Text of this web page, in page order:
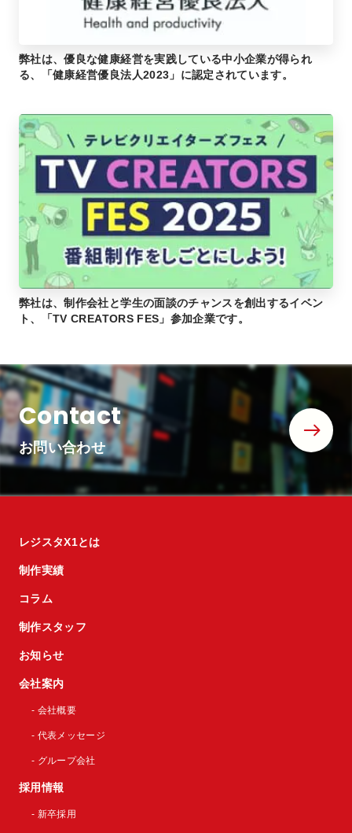
弊社は、優良な健康経営を実践している中小企業が得られ
る、「健康経営優良法人2023」に認定されています。
弊社は、制作会社と学生の面談のチャンスを創出するイベン
ト、「TV CREATORS FES」参加企業です。
Contact
お問い合わせ
レジスタX1とは
制作実績
コラム
制作スタッフ
お知らせ
会社案内
- 会社概要
- 代表メッセージ
- グループ会社
採用情報
- 新卒採用